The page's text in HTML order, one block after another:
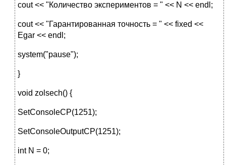
cout << "Количество экспериментов = " << N << endl;
cout << "Гарантированная точность = " << fixed <<
Egar << endl;
system("pause");
}
void zolsech() {
SetConsoleCP(1251);
SetConsoleOutputCP(1251);
int N = 0;